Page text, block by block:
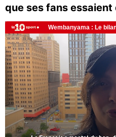
que ses fans essaient